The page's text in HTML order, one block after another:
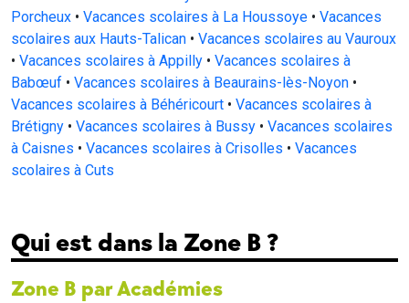
Porcheux • Vacances scolaires à La Houssoye • Vacances
scolaires aux Hauts-Talican • Vacances scolaires au Vauroux
• Vacances scolaires à Appilly • Vacances scolaires à
Babœuf • Vacances scolaires à Beaurains-lès-Noyon •
Vacances scolaires à Béhéricourt • Vacances scolaires à
Brétigny • Vacances scolaires à Bussy • Vacances scolaires
à Caisnes • Vacances scolaires à Crisolles • Vacances
scolaires à Cuts
Qui est dans la Zone B ?
Zone B par Académies